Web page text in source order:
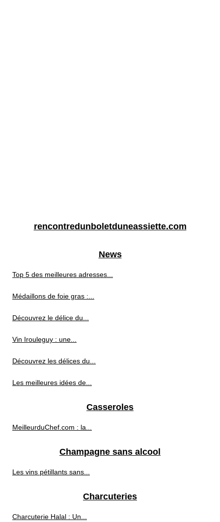
rencontredunboletduneassiette.com
News
Top 5 des meilleures adresses...
Médaillons de foie gras :...
Découvrez le délice du...
Vin Irouleguy : une...
Découvrez les délices du...
Les meilleures idées de...
Casseroles
MeilleurduChef.com : la...
Champagne sans alcool
Les vins pétillants sans...
Charcuteries
Charcuterie Halal : Un...